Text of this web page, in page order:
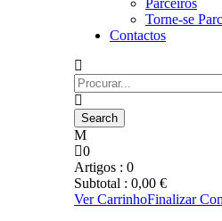
Parceiros
Torne-se
Contactos
0
Artigos : 0
Subtotal : 0,00 €
Ver CarrinhoFinalizar